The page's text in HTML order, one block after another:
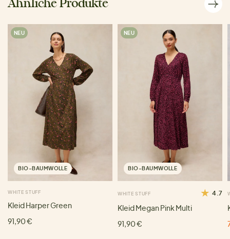
Ähnliche Produkte
NEU
BIO-BAUMWOLLE
WHITE STUFF
Kleid Harper Green
91,90 €
NEU
BIO-BAUMWOLLE
WHITE STUFF 4.7
Kleid Megan Pink Multi
91,90 €